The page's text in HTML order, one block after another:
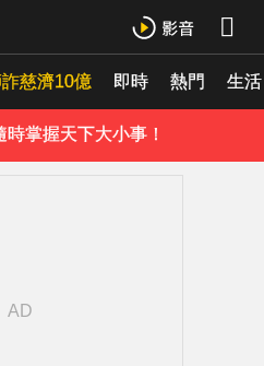
慈濟10億 即時 熱門 生活
時掌握天下大小事！
《理財達人秀》X 安聯投信免費講座報名中！搶先卡位 2027
掌握天下大小事！